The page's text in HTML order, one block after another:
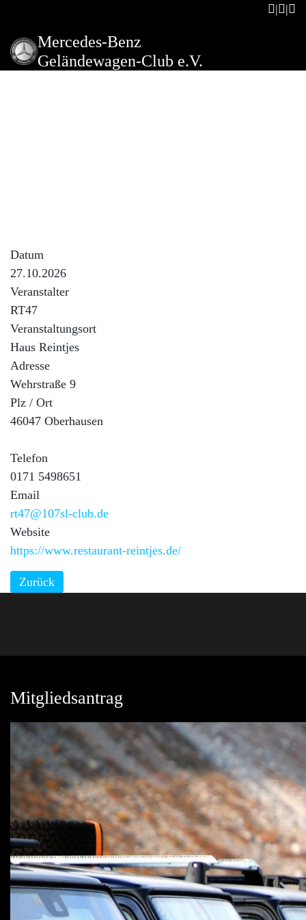
Mercedes-Benz
Geländewagen-Club e.V.
Datum
27.10.2026
Veranstalter
RT47
Veranstaltungsort
Haus Reintjes
Adresse
Wehrstraße 9
Plz / Ort
46047 Oberhausen
Telefon
0171 5498651
Email
rt47@107sl-club.de
Website
https://www.restaurant-reintjes.de/
Zurück
Mitgliedsantrag